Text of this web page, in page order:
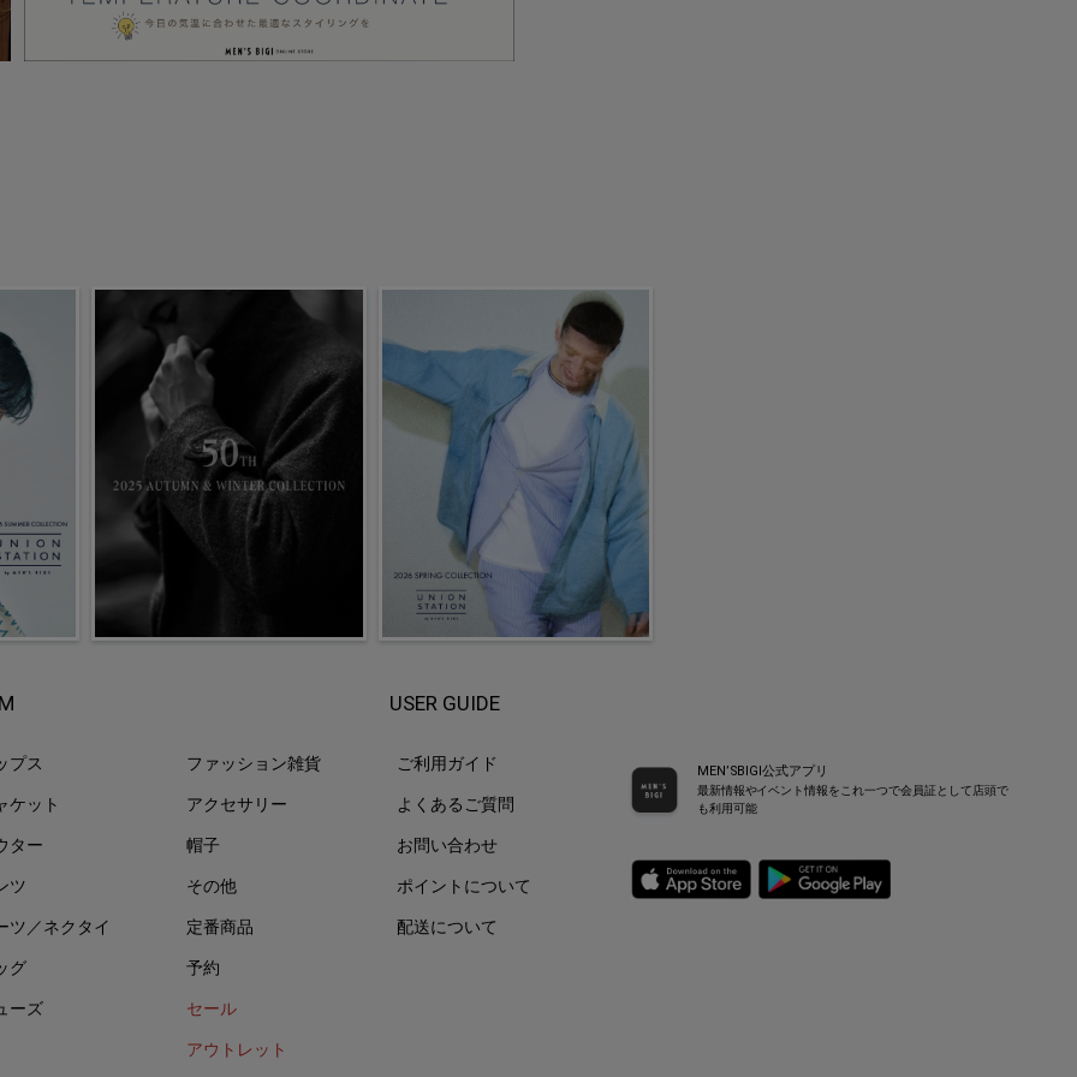
プス
ケット
ター
ツ
ツ／ネクタイ
グ
ーズ
ファッション雑貨
アクセサリー
帽子
その他
定番商品
予約
セール
アウトレット
USER GUIDE
ご利用ガイド
よくあるご質問
お問い合わせ
ポイントについて
配送について
MEN’SBIGI公式アプリ
最新情報やイベント情報をこれ一つで会員証として店頭で
も利用可能